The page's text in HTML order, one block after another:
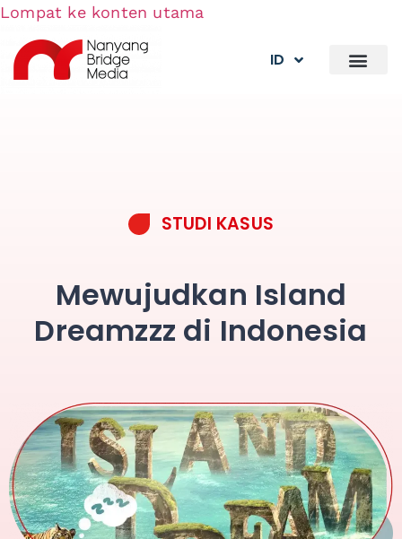
Lompat ke konten utama
ID
STUDI KASUS
Mewujudkan Island
Dreamzzz di Indonesia